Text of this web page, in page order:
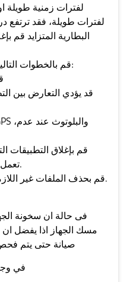
لفترات زمنية طويلة
لفترات طويلة، فقد ترتفع
البطارية المتزايد قم
قم بالخطوات التالية عند ارتفاع درجة حرارة الجهاز:
قد يؤدي التعارض بين
قم بإغلاق التطبيقات
تعمل في الخلفية عند عدم استخدامها.
قم بحذف الملفات غير اللازمة أو التطبيقات غير المستخدمة.
فى حالة ان سخونة
مسك الجهاز اذا يفضل
صيانة حتى يتم
في